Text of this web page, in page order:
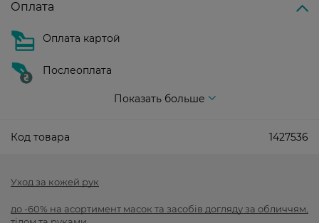
Оплата
Оплата картой
Послеоплата
Показать больше
Код товара 1427536
Уход за кожей рук
до -60% на асортимент масок та засобів догляду за обличчям,